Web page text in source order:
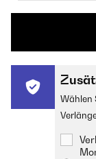
Wählen